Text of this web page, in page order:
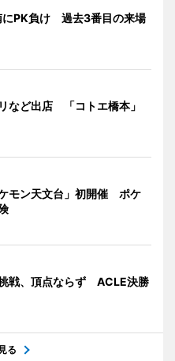
にPK負け 過去3番目の来場
など出店 「コトエ橋本」
モン天文台」初開催 ポケ
戦、頂点ならず ACLE決勝
る